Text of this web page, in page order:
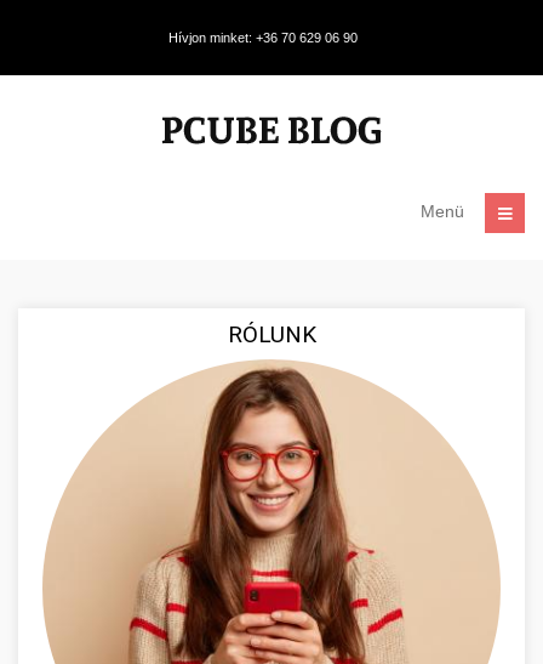
Hívjon minket: +36 70 629 06 90
Menü
RÓLUNK